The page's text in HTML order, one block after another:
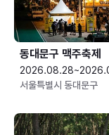
동대문구 맥주축제
서울특별시 동대문구